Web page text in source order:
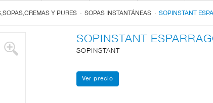
Y PURES . SOPAS INSTANTÁNEAS . SOPINSTANT
SOPINSTANT
SOPINSTANT